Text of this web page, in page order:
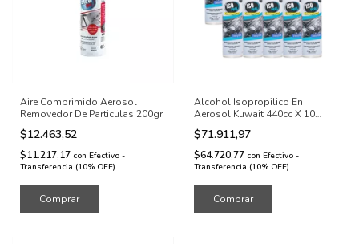
Aire Comprimido Aerosol
Removedor De Particulas 200gr
$12.463,52
$11.217,17 con Efectivo -
Transferencia (10% OFF)
Alcohol Isopropilico En
Aerosol Kuwait 440cc X 10
Unidades
$71.911,97
$64.720,77 con Efectivo -
Transferencia (10% OFF)